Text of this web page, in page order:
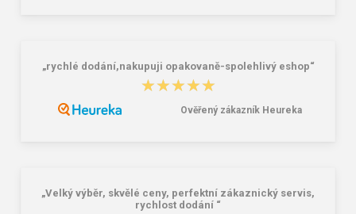
„rychlé dodání,nakupuji opakovaně-spolehlivý eshop“
★★★★★
★★★★★
Ověřený zákazník Heureka
„Velký výběr, skvělé ceny, perfektní zákaznický servis,
rychlost dodání “